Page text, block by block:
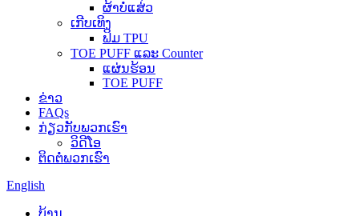
ຜ້າບໍ່ແສ່ວ
ເກີບເທິງ
ຟິມ TPU
TOE PUFF ແລະ Counter
ແຜ່ນຮ້ອນ
TOE PUFF
ຂ່າວ
FAQs
ກ່ຽວກັບພວກເຮົາ
ວິດີໂອ
ຕິດຕໍ່ພວກເຮົາ
English
ບ້ານ